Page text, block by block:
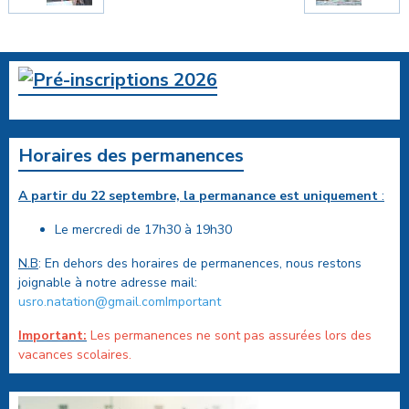
Horaires des permanences
A partir du 22 septembre, la permanance est uniquement :
Le mercredi de 17h30 à 19h30
N.B: En dehors des horaires de permanences, nous restons
joignable à notre adresse mail:
usro.natation@gmail.comImportant
Important: Les permanences ne sont pas assurées lors des
vacances scolaires.